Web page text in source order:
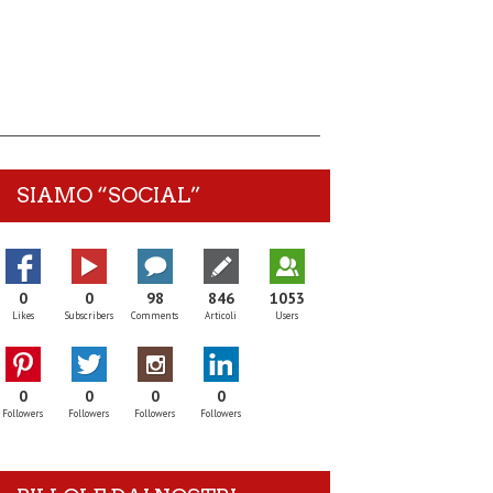
SIAMO “SOCIAL”
0
Likes
0
Subscribers
98
Comments
846
Articoli
1053
Users
0
Followers
0
Followers
0
Followers
0
Followers